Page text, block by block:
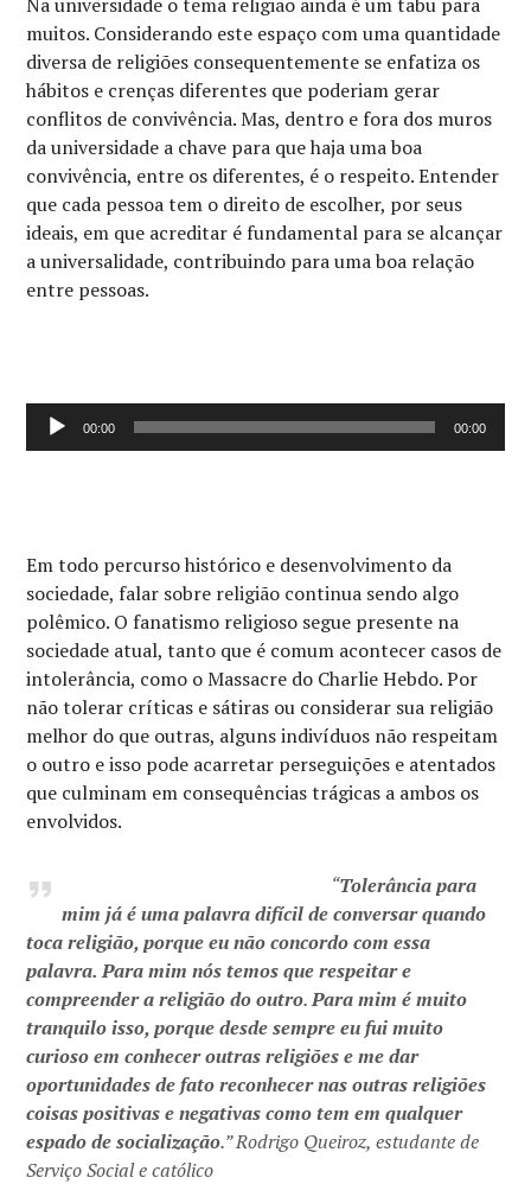
muitos. Considerando este espaço com uma quantidade
diversa de religiões consequentemente se enfatiza os
hábitos e crenças diferentes que poderiam gerar
conflitos de convivência. Mas, dentro e fora dos muros
da universidade a chave para que haja uma boa
convivência, entre os diferentes, é o respeito. Entender
que cada pessoa tem o direito de escolher, por seus
ideais, em que acreditar é fundamental para se alcançar
a universalidade, contribuindo para uma boa relação
entre pessoas.
Tocador
de
00:00 00:00
Em todo percurso histórico e desenvolvimento da
sociedade, falar sobre religião continua sendo algo
polêmico. O fanatismo religioso segue presente na
sociedade atual, tanto que é comum acontecer casos de
intolerância, como o Massacre do Charlie Hebdo. Por
não tolerar críticas e sátiras ou considerar sua religião
melhor do que outras, alguns indivíduos não respeitam
o outro e isso pode acarretar perseguições e atentados
que culminam em consequências trágicas a ambos os
envolvidos.
“Tolerância para
mim já é uma palavra difícil de conversar quando
toca religião, porque eu não concordo com essa
palavra. Para mim nós temos que respeitar e
compreender a religião do outro.Para mim é muito
tranquilo isso, porque desde sempre eu fui muito
curioso em conhecer outras religiões e me dar
oportunidades de fato reconhecer nas outras religiões
coisas positivas e negativas como tem em qualquer
espado de socialização.” Rodrigo Queiroz, estudante de
Serviço Social e católico